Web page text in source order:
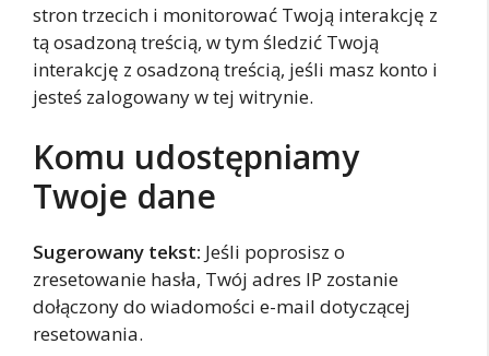
stron trzecich i monitorować Twoją interakcję z
tą osadzoną treścią, w tym śledzić Twoją
interakcję z osadzoną treścią, jeśli masz konto i
jesteś zalogowany w tej witrynie.
Komu udostępniamy
Twoje dane
Sugerowany tekst: Jeśli poprosisz o
zresetowanie hasła, Twój adres IP zostanie
dołączony do wiadomości e-mail dotyczącej
resetowania.